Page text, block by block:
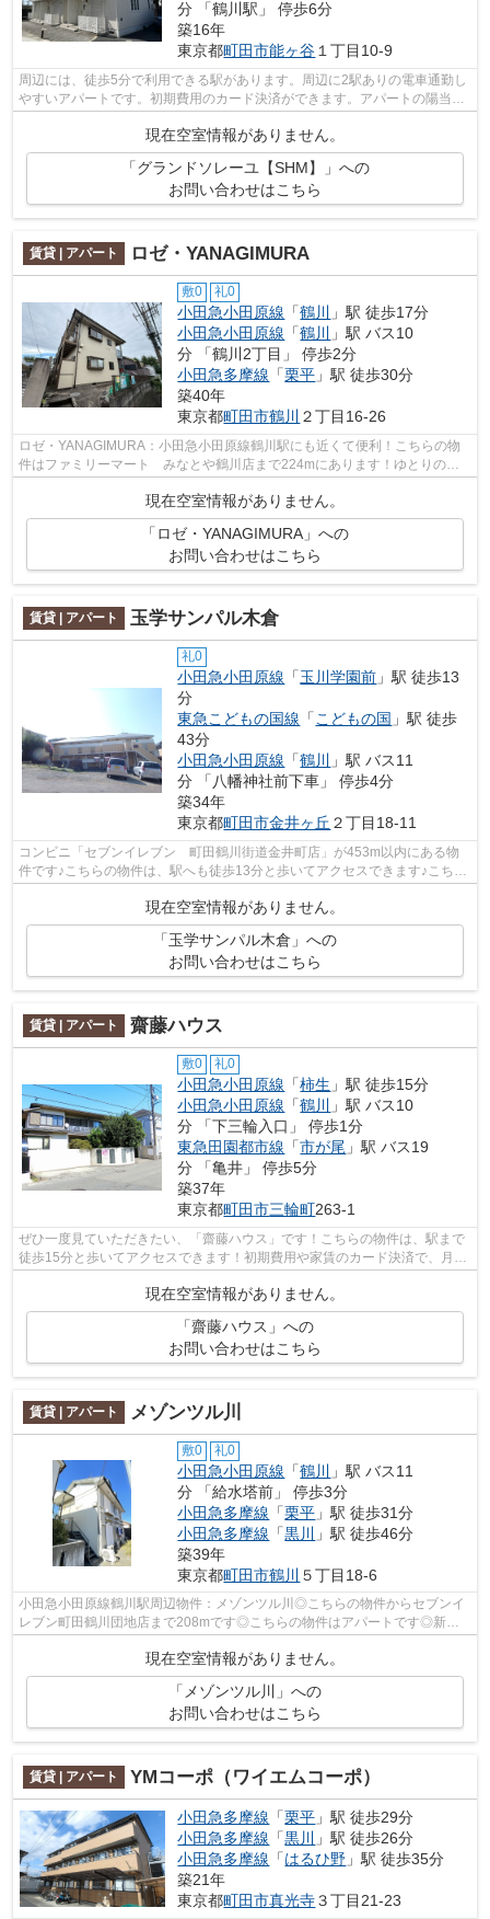
分 「鶴川駅」 停歩6分
築16年
東京都町田市能ヶ谷 １丁目10-9
周辺には、徒歩5分で利用できる駅があります。周辺に2駅ありの電車通勤し
やすいアパートです。初期費用のカード決済ができます。アパートの陽当り
現在空室情報がありません。
「グランドソレーユ【SHM】」への
お問い合わせはこちら
賃貸 | アパート ロゼ・YANAGIMURA
敷0 礼0
小田急小田原線 「鶴川
」駅 徒歩17分
小田急小田原線 「鶴川
」駅 バス10
分 「鶴川2丁目」 停歩2分
小田急多摩線 「栗平 」駅 徒歩30分
築40年
東京都町田市鶴川 ２丁目16-26
ロゼ・YANAGIMURA：小田急小田原線鶴川駅にも近くて便利！こちらの物
件はファミリーマート みなとや鶴川店まで224mにあります！ゆとりのあ
る時間が作れる、バス停まで徒歩3分以内のア...
現在空室情報がありません。
「ロゼ・YANAGIMURA」への
お問い合わせはこちら
賃貸 | アパート 玉学サンパル木倉
礼0
小田急小田原線 「玉川学園前 」駅 徒歩13
分
東急こどもの国線 「こどもの国 」駅 徒歩
43分
小田急小田原線 「鶴川
」駅 バス11
分 「八幡神社前下車」 停歩4分
築34年
東京都町田市金井ヶ丘 ２丁目18-11
コンビニ「セブンイレブン 町田鶴川街道金井町店」が453m以内にある物
件です♪こちらの物件は、駅へも徒歩13分と歩いてアクセスできます♪こちら
現在空室情報がありません。
「玉学サンパル木倉」への
お問い合わせはこちら
賃貸 | アパート 齋藤ハウス
敷0 礼0
小田急小田原線 「柿生 」駅 徒歩15分
小田急小田原線 「鶴川
」駅 バス10
分 「下三輪入口」 停歩1分
東急田園都市線 「市が尾 」駅 バス19
分 「亀井」 停歩5分
築37年
東京都町田市三輪町263-1
ぜひ一度見ていただきたい、「齋藤ハウス」です！こちらの物件は、駅まで
徒歩15分と歩いてアクセスできます！初期費用や家賃のカード決済で、月々
の支払の手間を省けます！多くの方に...
現在空室情報がありません。
「齋藤ハウス」への
お問い合わせはこちら
賃貸 | アパート メゾンツル川
敷0 礼0
小田急小田原線 「鶴川 」駅 バス11
分 「給水塔前」 停歩3分
小田急多摩線 「栗平 」駅 徒歩31分
小田急多摩線 「黒川 」駅 徒歩46分
築39年
東京都町田市鶴川 ５丁目18-6
小田急小田原線鶴川駅周辺物件：メゾンツル川◎こちらの物件からセブンイ
レブン町田鶴川団地店まで208mです◎こちらの物件はアパートです◎新し
現在空室情報がありません。
「メゾンツル川」への
お問い合わせはこちら
賃貸 | アパート YMコーポ（ワイエムコーポ）
小田急多摩線 「栗平 」駅 徒歩29分
小田急多摩線 「黒川
」駅 徒歩26分
小田急多摩線 「はるひ野 」駅 徒歩35分
築21年
東京都町田市真光寺３丁目21-23